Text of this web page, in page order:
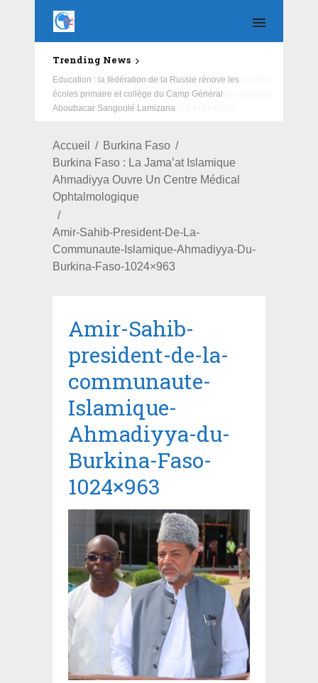
Trending News
Education : la fédération de la Russie rénove les
écoles primaire et collège du Camp Général
Aboubacar Sangoulé Lamizana
Accueil
Burkina Faso
Burkina Faso : La Jama’at Islamique
Ahmadiyya Ouvre Un Centre Médical
Ophtalmologique
Amir-Sahib-President-De-La-
Communaute-Islamique-Ahmadiyya-Du-
Burkina-Faso-1024×963
Amir-Sahib-
president-de-la-
communaute-
Islamique-
Ahmadiyya-du-
Burkina-Faso-
1024×963